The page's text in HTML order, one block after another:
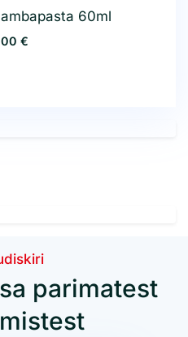
60ml
€
parimatest